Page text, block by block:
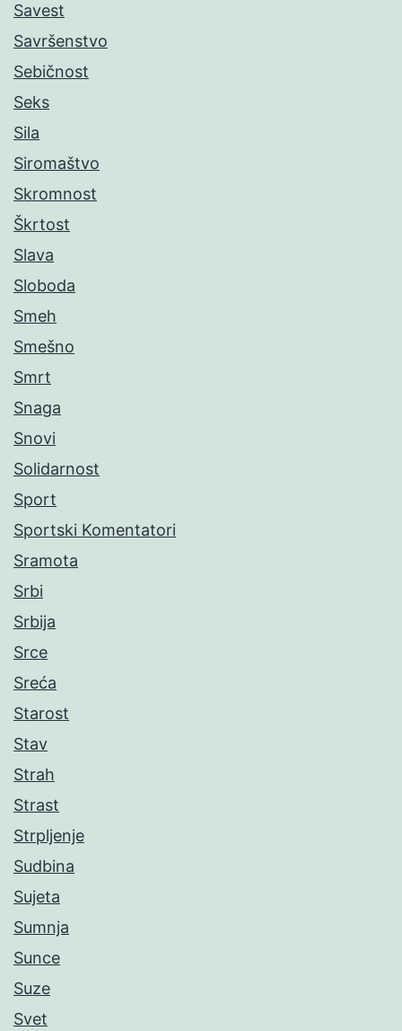
Savest
Savršenstvo
Sebičnost
Seks
Sila
Siromaštvo
Skromnost
Škrtost
Slava
Sloboda
Smeh
Smešno
Smrt
Snaga
Snovi
Solidarnost
Sport
Sportski Komentatori
Sramota
Srbi
Srbija
Srce
Sreća
Starost
Stav
Strah
Strast
Strpljenje
Sudbina
Sujeta
Sumnja
Sunce
Suze
Svet